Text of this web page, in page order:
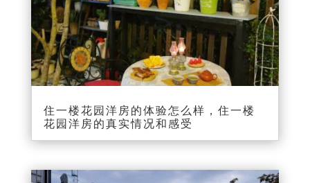
住一楼花园洋房的体验怎么样，住一楼
花园洋房的真实情况和感受